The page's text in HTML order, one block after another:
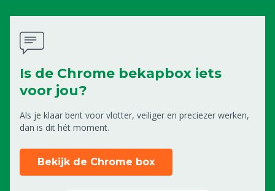
Is de Chrome bekapbox iets
voor jou?
Als je klaar bent voor vlotter, veiliger en preciezer werken,
dan is dit hét moment.
Bekijk de Chrome box